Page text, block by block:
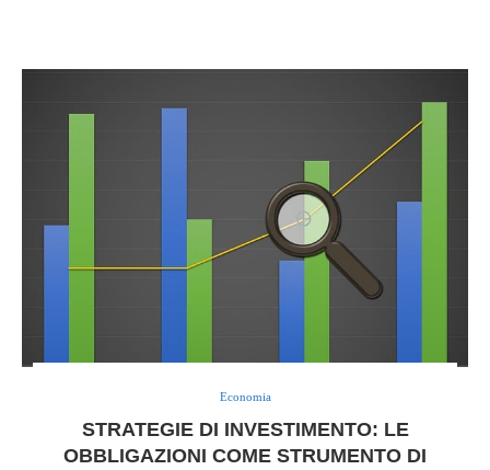
Economia
STRATEGIE DI INVESTIMENTO: LE
OBBLIGAZIONI COME STRUMENTO DI